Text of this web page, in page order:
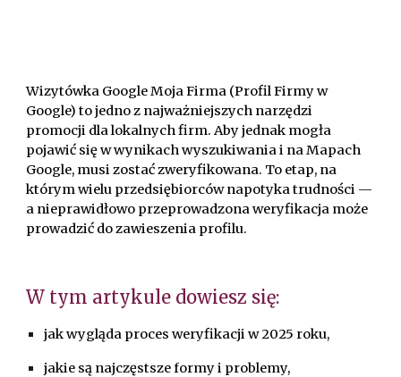
Wizytówka Google Moja Firma (Profil Firmy w
Google) to jedno z najważniejszych narzędzi
promocji dla lokalnych firm. Aby jednak mogła
pojawić się w wynikach wyszukiwania i na Mapach
Google, musi zostać zweryfikowana. To etap, na
którym wielu przedsiębiorców napotyka trudności —
a nieprawidłowo przeprowadzona weryfikacja może
prowadzić do zawieszenia profilu.
W tym artykule dowiesz się:
jak wygląda proces weryfikacji w 2025 roku,
jakie są najczęstsze formy i problemy,